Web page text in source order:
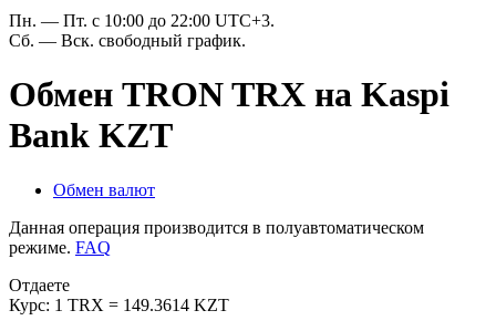
Пн. — Пт. с 10:00 до 22:00 UTC+3.
Сб. — Вск. свободный график.
Обмен TRON TRX на Kaspi
Bank KZT
Обмен валют
Данная операция производится в полуавтоматическом
режиме. FAQ
Отдаете
Курс: 1 TRX = 149.3614 KZT